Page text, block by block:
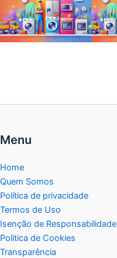
Menu
Home
Quem Somos
Política de privacidade
Termos de Uso
Isenção de Responsabilidade
Politica de Cookies
Transparência